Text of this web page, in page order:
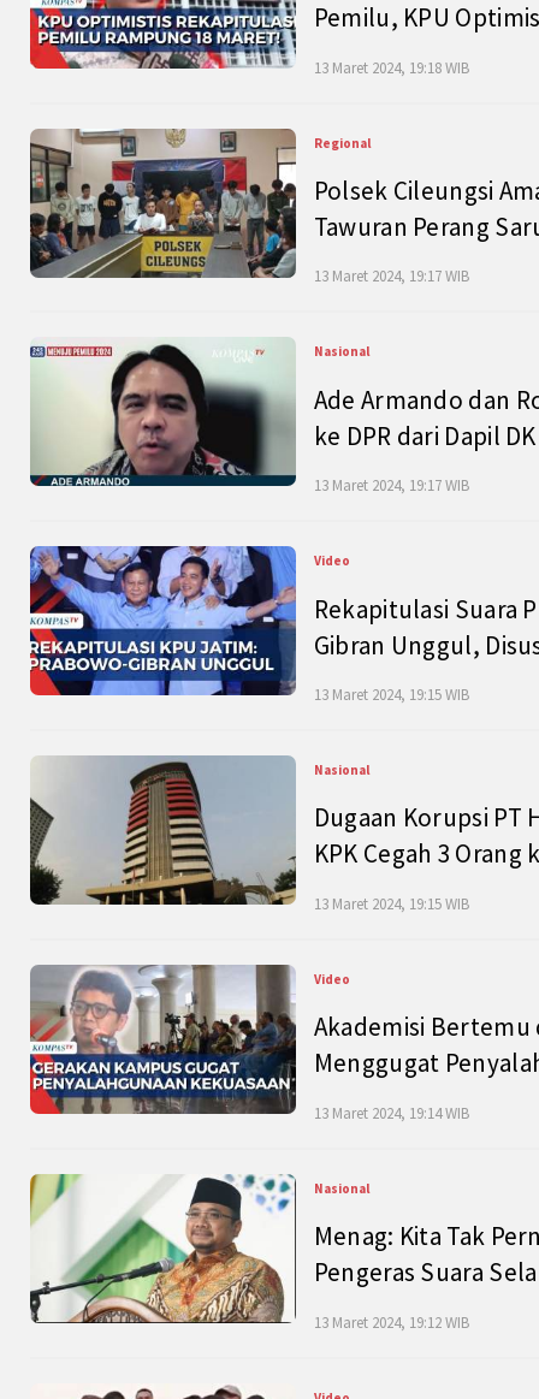
Pemilu, KPU
13 Maret 2024, 19:18 WIB
Regional
Polsek Cileungsi
Tawuran Perang
13 Maret 2024, 19:17 WIB
Nasional
Ade Armando dan
ke DPR dari Dapil
13 Maret 2024, 19:17 WIB
Video
Rekapitulasi Suara
Gibran Unggul,
13 Maret 2024, 19:15 WIB
Nasional
Dugaan Korupsi PT
KPK Cegah 3 Orang
13 Maret 2024, 19:15 WIB
Video
Akademisi Bertemu
Menggugat
13 Maret 2024, 19:14 WIB
Nasional
Menag: Kita Tak
Pengeras Suara
13 Maret 2024, 19:12 WIB